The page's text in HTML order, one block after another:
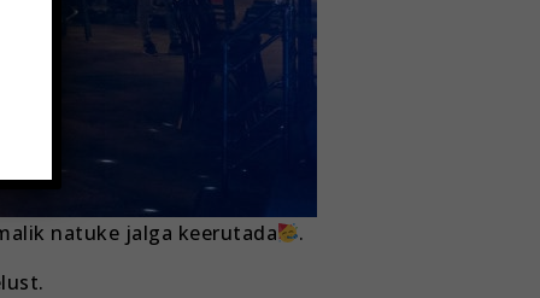
natuke jalga keerutada
.